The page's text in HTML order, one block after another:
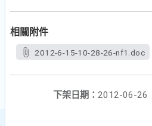
相關附件
2012-6-15-10-28-26-nf1.doc
下架日期： 2012-06-26